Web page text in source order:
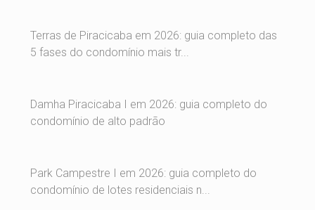
Terras de Piracicaba em 2026: guia completo das
5 fases do condomínio mais tr...
Damha Piracicaba I em 2026: guia completo do
condomínio de alto padrão
Park Campestre I em 2026: guia completo do
condomínio de lotes residenciais n...